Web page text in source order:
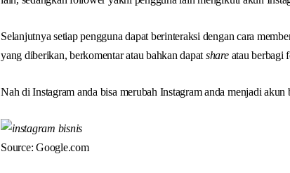
Selanjutnya setiap pengguna dapat berinteraksi dengan cara
yang diberikan, berkomentar atau bahkan dapat shareatau berbagi
Nah di Instagram anda bisa merubah Instagram anda menjadi
Source: Google.com